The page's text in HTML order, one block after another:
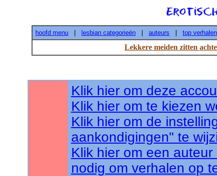
hoofd menu lesbian categorieën auteurs top verhalen
Lekkere meiden zitten
Klik hier om deze
Klik hier om te kiezen
Klik hier om de
aankondigingen" te
Klik hier om een
nodig om verhalen op